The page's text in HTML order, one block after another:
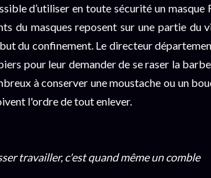
d’utiliser en toute sécurité un masque
du masques reposent sur une partie du
du confinement. Le directeur
pour leur demander de se raser la
à conserver une moustache ou un
l'ordre de tout enlever.
travailler, c'est quand même un comble